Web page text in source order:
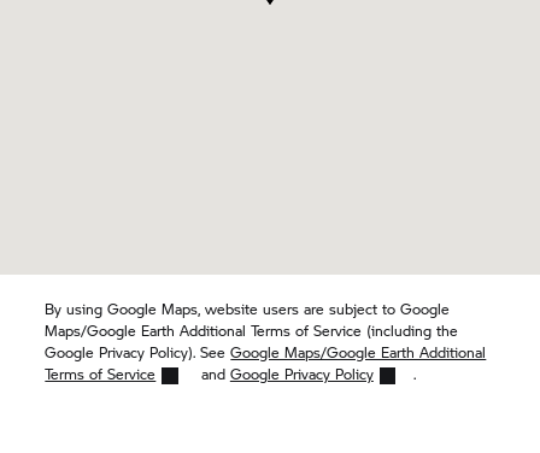
By using Google Maps, website users are subject to Google
Maps/Google Earth Additional Terms of Service (including the
Google Privacy Policy). SeeGoogle Maps/Google Earth Additional
Terms of Service
and Google Privacy Policy .